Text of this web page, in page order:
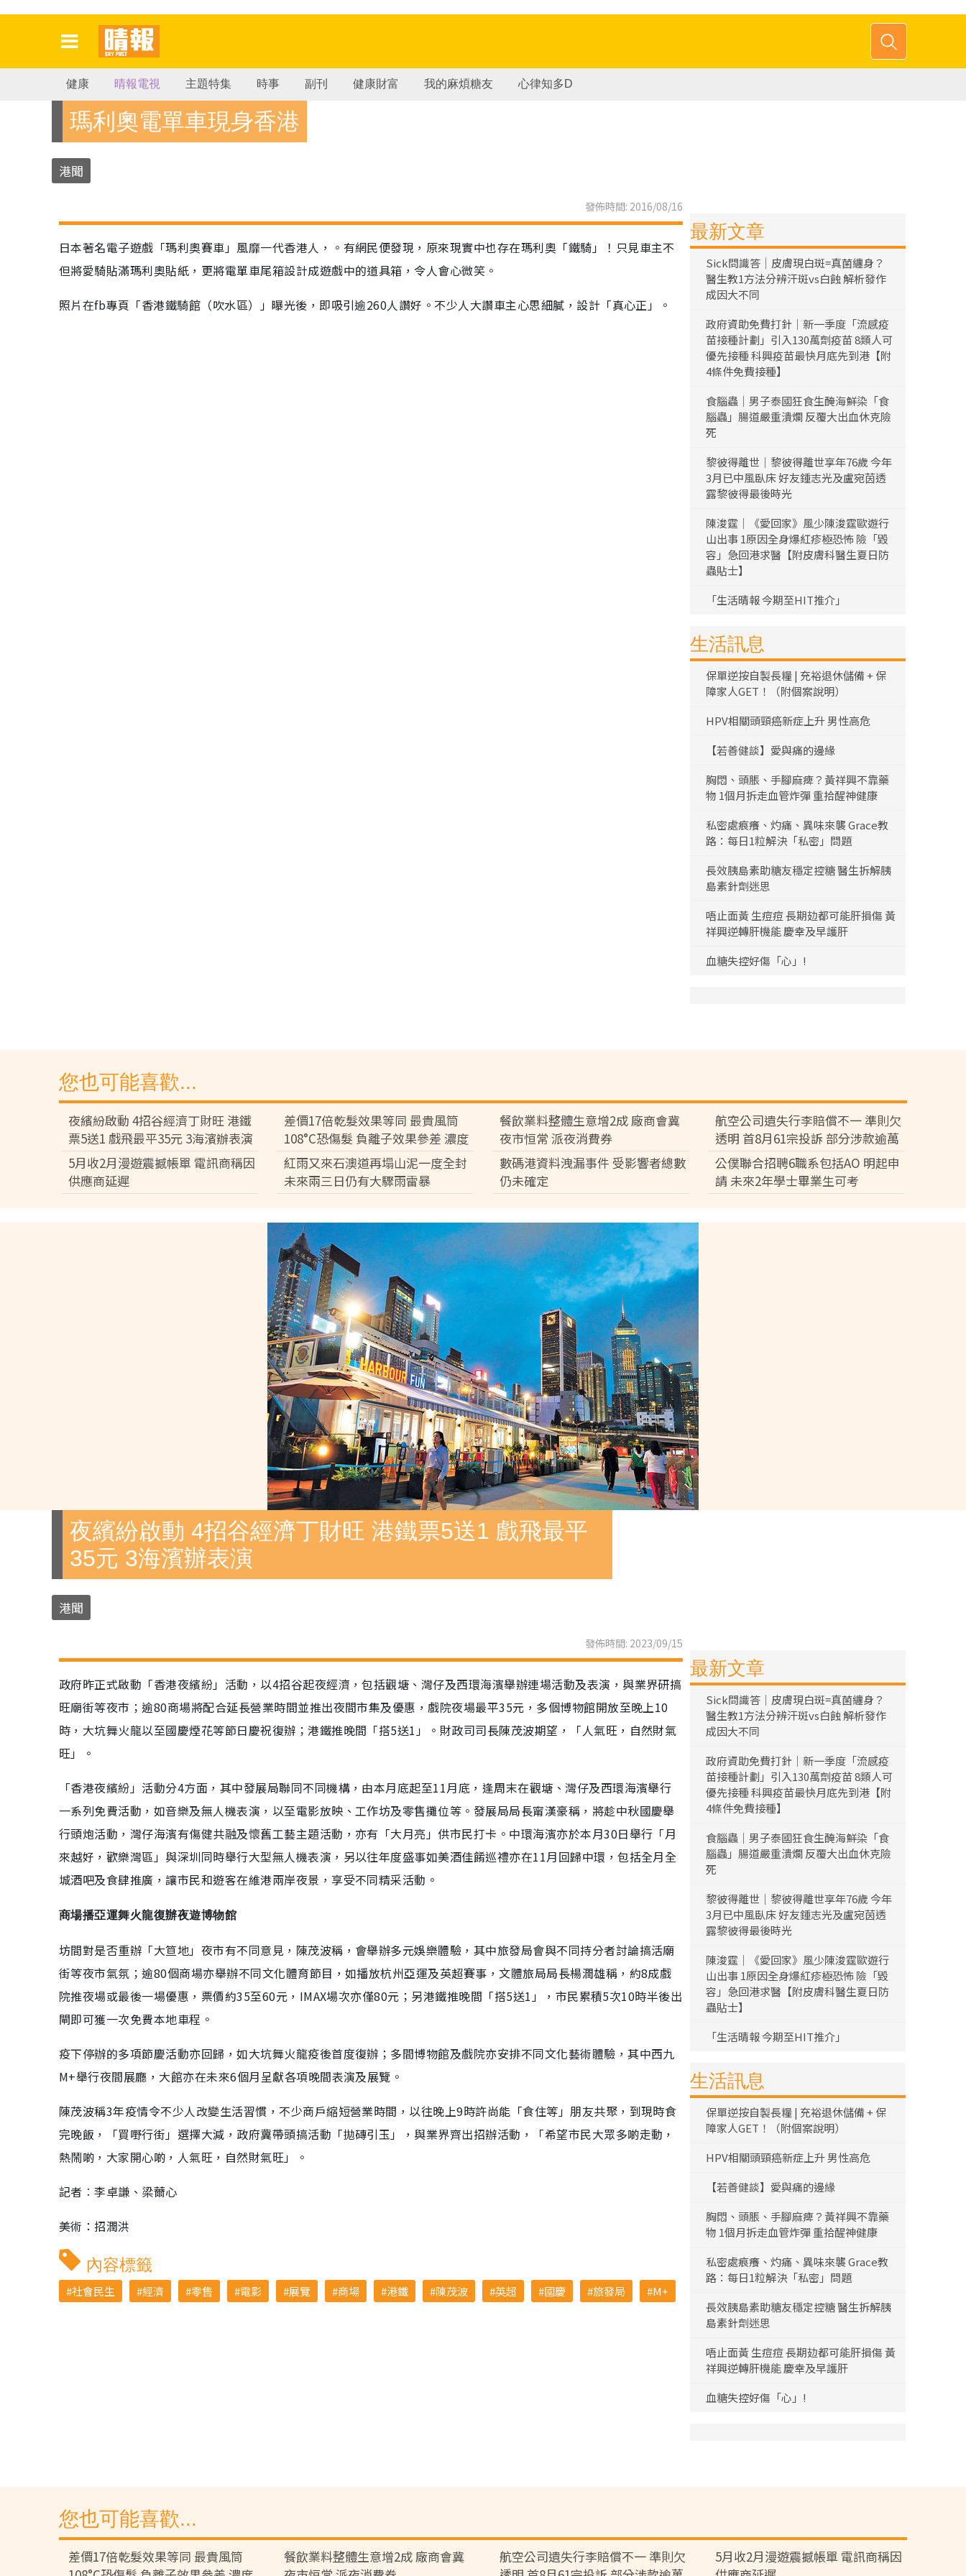
健康 晴報電視 主題特集 時事 副刊 健康財富 我的麻煩糖友 心律知多D
瑪利奧電單車現身香港
港聞
發佈時間: 2016/08/16
日本著名電子遊戲「瑪利奧賽車」風靡一代香港人，。有網民便發現，原來現實中也存在瑪利奧「鐵騎」！只見車主不
但將愛騎貼滿瑪利奧貼紙，更將電單車尾箱設計成遊戲中的道具箱，令人會心微笑。
照片在fb專頁「香港鐵騎館（吹水區）」曝光後，即吸引逾260人讚好。不少人大讚車主心思細膩，設計「真心正」。
最新文章
Sick問識答｜皮膚現白斑=真菌纏身？
醫生教1方法分辨汗斑vs白蝕 解析發作
成因大不同
政府資助免費打針｜新一季度「流感疫
苗接種計劃」引入130萬劑疫苗 8類人可
優先接種 科興疫苗最快月底先到港【附
4條件免費接種】
食腦蟲｜男子泰國狂食生醃海鮮染「食
腦蟲」腸道嚴重潰爛 反覆大出血休克險
死
黎彼得離世｜黎彼得離世享年76歲 今年
3月已中風臥床 好友鍾志光及盧宛茵透
露黎彼得最後時光
陳浚霆｜《愛回家》風少陳浚霆歐遊行
山出事 1原因全身爆紅疹極恐怖 險「毀
容」急回港求醫【附皮膚科醫生夏日防
蟲貼士】
「生活晴報 今期至HIT推介」
生活訊息
保單逆按自製長糧 | 充裕退休儲備 + 保
障家人GET！（附個案說明）
HPV相關頭頸癌新症上升 男性高危
【若善健談】愛與痛的邊緣
胸悶、頭脹、手腳麻痺？黃祥興不靠藥
物 1個月拆走血管炸彈 重拾醒神健康
私密處痕癢、灼痛、異味來襲 Grace教
路：每日1粒解決「私密」問題
長效胰島素助糖友穩定控糖 醫生拆解胰
島素針劑迷思
唔止面黃 生痘痘 長期攰都可能肝損傷 黃
祥興逆轉肝機能 慶幸及早護肝
血糖失控好傷「心」!
您也可能喜歡...
夜繽紛啟動 4招谷經濟丁財旺 港鐵
票5送1 戲飛最平35元 3海濱辦表演
差價17倍乾髮效果等同 最貴風筒
108°C恐傷髮 負離子效果參差 濃度
差逾百倍
餐飲業料整體生意增2成 廠商會冀
夜市恒常 派夜消費券
航空公司遺失行李賠償不一 準則欠
透明 首8月61宗投訴 部分涉款逾萬
元
5月收2月漫遊震撼帳單 電訊商稱因
供應商延遲
紅雨又來石澳道再塌山泥一度全封
未來兩三日仍有大驟雨雷暴
數碼港資料洩漏事件 受影響者總數
仍未確定
公僕聯合招聘6職系包括AO 明起申
請 未來2年學士畢業生可考
夜繽紛啟動 4招谷經濟丁財旺 港鐵票5送1 戲飛最平
35元 3海濱辦表演
港聞
發佈時間: 2023/09/15
政府昨正式啟動「香港夜繽紛」活動，以4招谷起夜經濟，包括觀塘、灣仔及西環海濱舉辦連場活動及表演，與業界研搞
旺廟街等夜市；逾80商場將配合延長營業時間並推出夜間市集及優惠，戲院夜場最平35元，多個博物館開放至晚上10
時，大坑舞火龍以至國慶煙花等節日慶祝復辦；港鐵推晚間「搭5送1」。財政司司長陳茂波期望，「人氣旺，自然財氣
旺」。
「香港夜繽紛」活動分4方面，其中發展局聯同不同機構，由本月底起至11月底，逢周末在觀塘、灣仔及西環海濱舉行
一系列免費活動，如音樂及無人機表演，以至電影放映、工作坊及零售攤位等。發展局局長甯漢豪稱，將趁中秋國慶舉
行頭炮活動，灣仔海濱有傷健共融及懷舊工藝主題活動，亦有「大月亮」供市民打卡。中環海濱亦於本月30日舉行「月
來越好，歡樂灣區」與深圳同時舉行大型無人機表演，另以往年度盛事如美酒佳餚巡禮亦在11月回歸中環，包括全月全
城酒吧及食肆推廣，讓市民和遊客在維港兩岸夜景，享受不同精采活動。
商場播亞運舞火龍復辦夜遊博物館
坊間對是否重辦「大笪地」夜市有不同意見，陳茂波稱，會舉辦多元娛樂體驗，其中旅發局會與不同持分者討論搞活廟
街等夜市氣氛；逾80個商場亦舉辦不同文化體育節目，如播放杭州亞運及英超賽事，文體旅局局長楊潤雄稱，約8成戲
院推夜場或最後一場優惠，票價約35至60元，IMAX場次亦僅80元；另港鐵推晚間「搭5送1」，市民累積5次10時半後出
閘即可獲一次免費本地車程。
疫下停辦的多項節慶活動亦回歸，如大坑舞火龍疫後首度復辦；多間博物館及戲院亦安排不同文化藝術體驗，其中西九
M+舉行夜間展廳，大館亦在未來6個月呈獻各項晚間表演及展覽。
陳茂波稱3年疫情令不少人改變生活習慣，不少商戶縮短營業時間，以往晚上9時許尚能「食住等」朋友共聚，到現時食
完晚飯，「買嘢行街」選擇大減，政府冀帶頭搞活動「拋磚引玉」，與業界齊出招辦活動，「希望市民大眾多啲走動，
熱鬧啲，大家開心啲，人氣旺，自然財氣旺」。
記者︰李卓謙、梁薾心
美術：招潤洪
內容標籤
社會民生 經濟 零售 電影 展覽 商場 港鐵 陳茂波 英超 國慶 旅發局 M+
最新文章
Sick問識答｜皮膚現白斑=真菌纏身？
醫生教1方法分辨汗斑vs白蝕 解析發作
成因大不同
政府資助免費打針｜新一季度「流感疫
苗接種計劃」引入130萬劑疫苗 8類人可
優先接種 科興疫苗最快月底先到港【附
4條件免費接種】
食腦蟲｜男子泰國狂食生醃海鮮染「食
腦蟲」腸道嚴重潰爛 反覆大出血休克險
死
黎彼得離世｜黎彼得離世享年76歲 今年
3月已中風臥床 好友鍾志光及盧宛茵透
露黎彼得最後時光
陳浚霆｜《愛回家》風少陳浚霆歐遊行
山出事 1原因全身爆紅疹極恐怖 險「毀
容」急回港求醫【附皮膚科醫生夏日防
蟲貼士】
「生活晴報 今期至HIT推介」
生活訊息
保單逆按自製長糧 | 充裕退休儲備 + 保
障家人GET！（附個案說明）
HPV相關頭頸癌新症上升 男性高危
【若善健談】愛與痛的邊緣
胸悶、頭脹、手腳麻痺？黃祥興不靠藥
物 1個月拆走血管炸彈 重拾醒神健康
私密處痕癢、灼痛、異味來襲 Grace教
路：每日1粒解決「私密」問題
長效胰島素助糖友穩定控糖 醫生拆解胰
島素針劑迷思
唔止面黃 生痘痘 長期攰都可能肝損傷 黃
祥興逆轉肝機能 慶幸及早護肝
血糖失控好傷「心」!
您也可能喜歡...
差價17倍乾髮效果等同 最貴風筒
餐飲業料整體生意增2成 廠商會冀
航空公司遺失行李賠償不一 準則欠
5月收2月漫遊震撼帳單 電訊商稱因